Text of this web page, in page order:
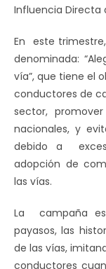
Influencia Directa
En este
denominada:
vía”, que tiene el
conductores de
sector,
nacionales, y
debido a
adopción de
las vías.
La campaña
payasos, las
de las vías,
conductores